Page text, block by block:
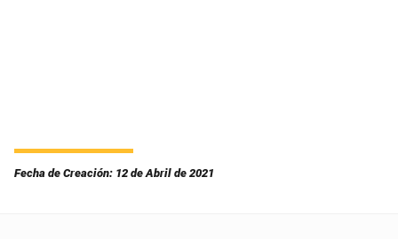
Fecha de Creación: 12 de Abril de 2021